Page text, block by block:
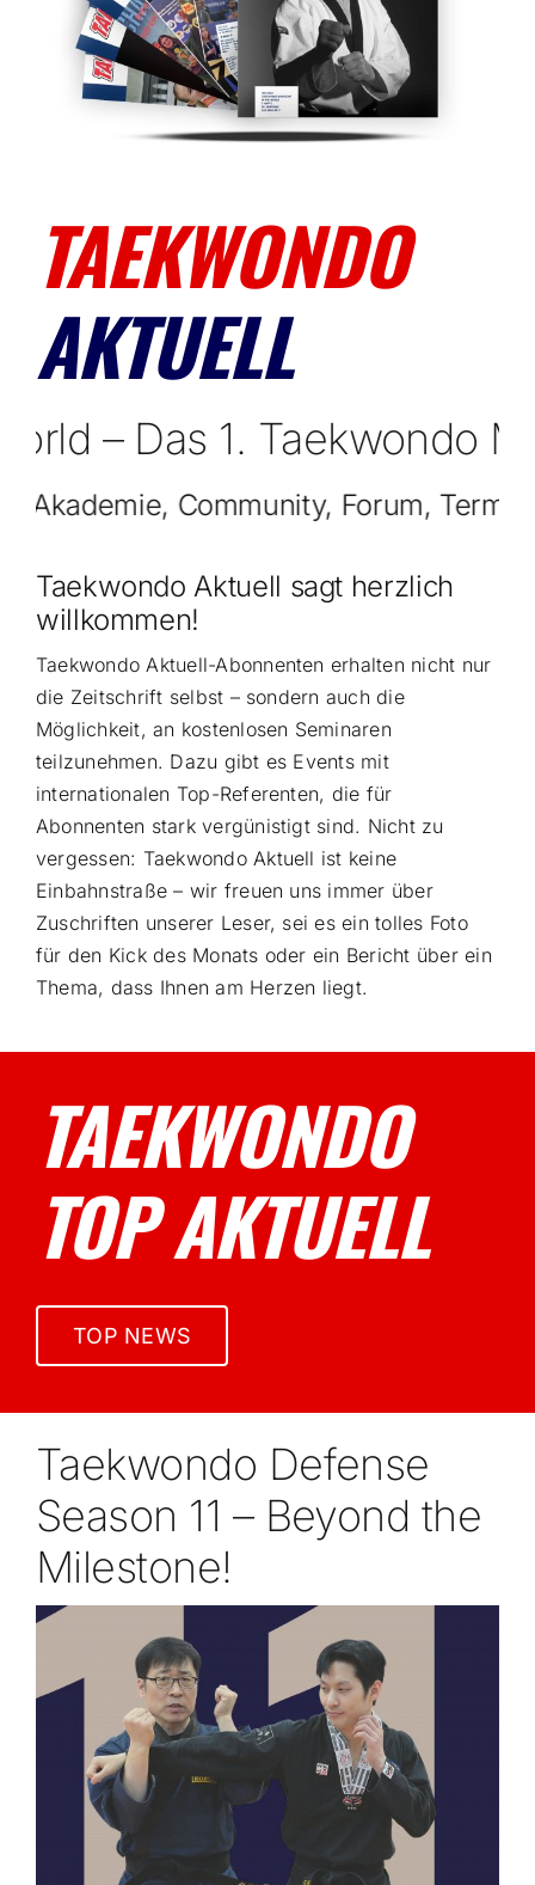
TAEKWONDO
AKTUELL
Taekwondo Magazin der
Taekwondo – Akademie, Community,
Taekwondo Aktuell sagt herzlich
willkommen!
Taekwondo Aktuell-Abonnenten erhalten nicht nur
die Zeitschrift selbst – sondern auch die
Möglichkeit, an kostenlosen Seminaren
teilzunehmen. Dazu gibt es Events mit
internationalen Top-Referenten, die für
Abonnenten stark vergünistigt sind. Nicht zu
vergessen: Taekwondo Aktuell ist keine
Einbahnstraße – wir freuen uns immer über
Zuschriften unserer Leser, sei es ein tolles Foto
für den Kick des Monats oder ein Bericht über ein
Thema, dass Ihnen am Herzen liegt.
TAEKWONDO
TOP AKTUELL
TOP NEWS
Taekwondo Defense
Season 11 – Beyond the
Milestone!